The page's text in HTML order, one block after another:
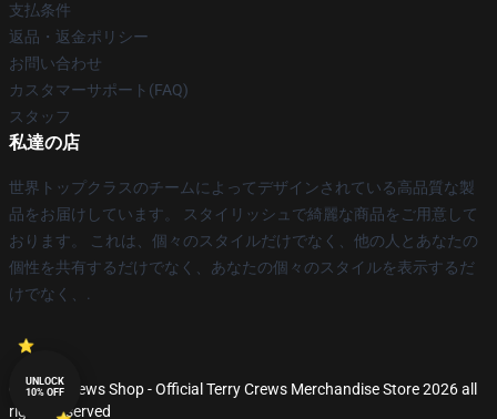
支払条件
返品・返金ポリシー
お問い合わせ
カスタマーサポート(FAQ)
スタッフ
私達の店
世界トップクラスのチームによってデザインされている高品質な製
品をお届けしています。 スタイリッシュで綺麗な商品をご用意して
おります。 これは、個々のスタイルだけでなく、他の人とあなたの
個性を共有するだけでなく、あなたの個々のスタイルを表示するだ
けでなく、.
© Terry Crews Shop - Official Terry Crews Merchandise Store 2026 all
rights reserved
UNLOCK
10% OFF